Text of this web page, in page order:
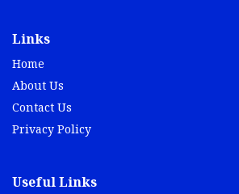
Links
Home
About Us
Contact Us
Privacy Policy
Useful Links